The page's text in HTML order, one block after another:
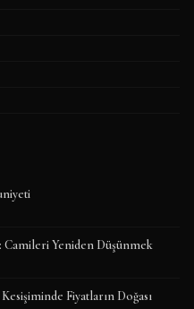
Camileri Yeniden Düşünmek
Fiyatların Doğası